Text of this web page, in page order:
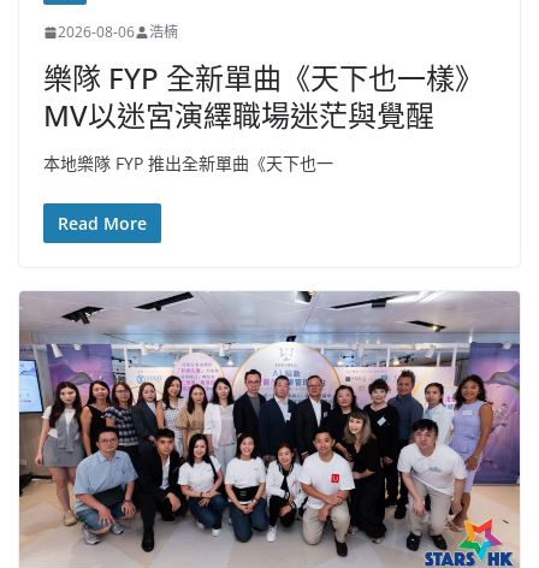
2026-08-06 浩楠
樂隊 FYP 全新單曲《天下也一樣》
MV以迷宮演繹職場迷茫與覺醒
本地樂隊 FYP 推出全新單曲《天下也一
Read More